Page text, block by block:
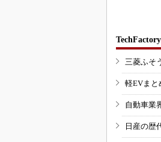
三菱ふそ
軽EVまと
自動車業
日産の歴